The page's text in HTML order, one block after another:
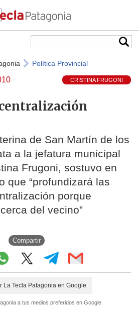
Política Provincial
CRISTINA FRUGONI
de San Martín de los
a la jefatura municipal
Frugoni, sostuvo en
que “profundizará las
porque
del vecino”
Compartir
La Tecla Patagonia en Google
a tus medios preferidos en Google.